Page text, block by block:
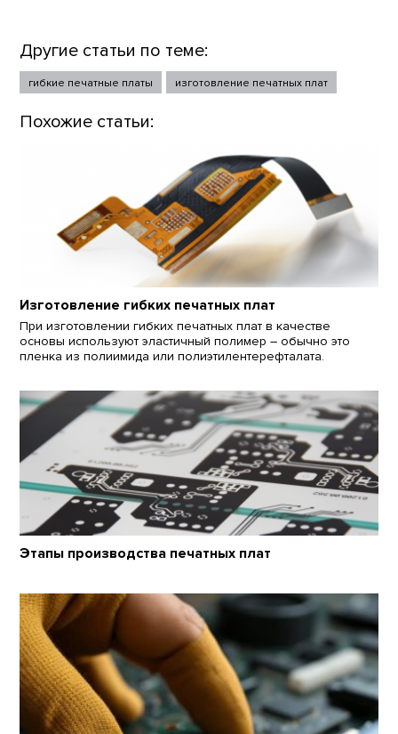
Другие статьи по теме:
гибкие печатные платы изготовление печатных плат
Похожие статьи:
Изготовление гибких печатных плат
При изготовлении гибких печатных плат в качестве
основы используют эластичный полимер – обычно это
пленка из полиимида или полиэтилентерефталата.
Этапы производства печатных плат